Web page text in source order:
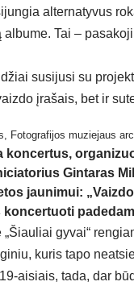
alternatyvus
Tai –
susijusi su
įrašais, bet ir
Fotografijos muziejaus
koncertus,
Gintaras
jaunimui:
gyvai“
kuris tapo
aisiais, tada, dar